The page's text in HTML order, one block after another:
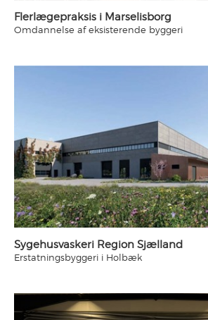
Flerlægepraksis i Marselisborg
Omdannelse af eksisterende byggeri
Sygehusvaskeri Region Sjælland
Erstatningsbyggeri i Holbæk